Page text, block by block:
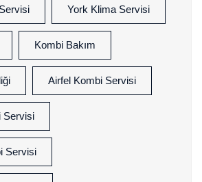
York Klima Servisi
Kombi Bakım
Airfel Kombi Servisi
Servisi
Servisi